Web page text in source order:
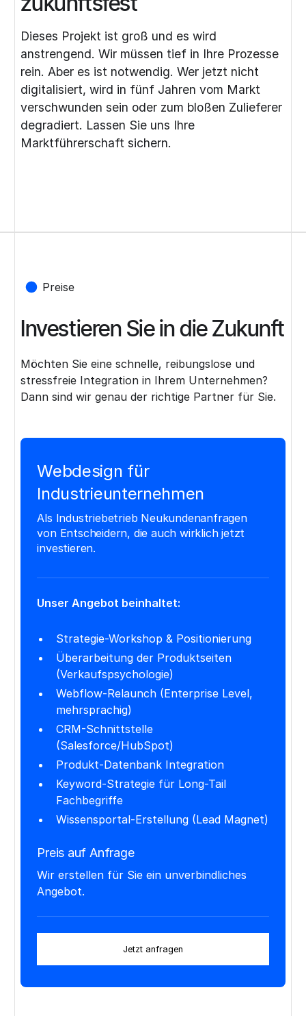
Dieses Projekt ist groß und es wird
anstrengend. Wir müssen tief in Ihre Prozesse
rein. Aber es ist notwendig. Wer jetzt nicht
digitalisiert, wird in fünf Jahren vom Markt
verschwunden sein oder zum bloßen Zulieferer
degradiert. Lassen Sie uns Ihre
Marktführerschaft sichern.
Preise
Investieren Sie in die Zukunft
Möchten Sie eine schnelle, reibungslose und
stressfreie Integration in Ihrem Unternehmen?
Dann sind wir genau der richtige Partner für Sie.
Webdesign für
Industrieunternehmen
Als Industriebetrieb Neukundenanfragen
von Entscheidern, die auch wirklich jetzt
investieren.
Unser Angebot beinhaltet:
Strategie-Workshop & Positionierung
Überarbeitung der Produktseiten
(Verkaufspsychologie)
Webflow-Relaunch (Enterprise Level,
mehrsprachig)
CRM-Schnittstelle
(Salesforce/HubSpot)
Produkt-Datenbank Integration
Keyword-Strategie für Long-Tail
Fachbegriffe
Wissensportal-Erstellung (Lead Magnet)
Preis auf Anfrage
Wir erstellen für Sie ein unverbindliches
Angebot.
Jetzt anfragen